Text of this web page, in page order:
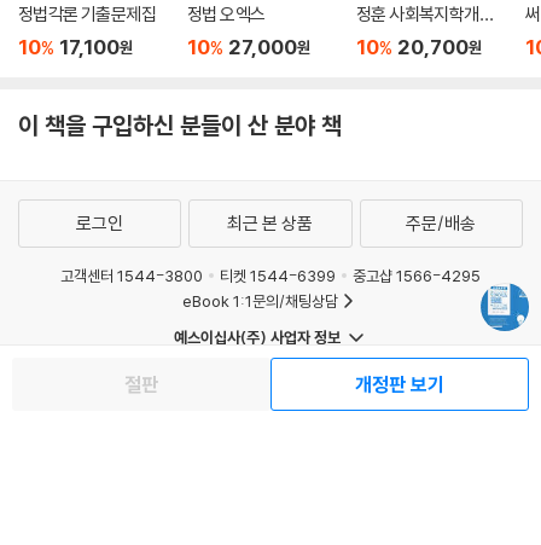
정법각론 기출문제집
10% 17,100원
정법 오엑스
10% 27,000원
정훈 사회복지학개론
합격생 필기노트
10% 20,700원
서
이 책을 구입하신 분들이 산 분야 책
절판 개정판 보기
로그인 최근 본 상품 주문/배송
고객센터 1544-3800 티켓 1544-6399
중고샵 1566-4295
eBook 1:1문의/채팅상담
예스이십사(주) 사업자 정보
이용약관
청소년보호정책
거래처관계자께